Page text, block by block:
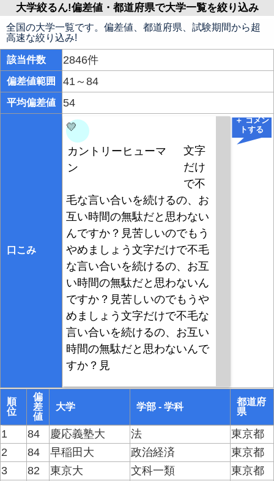
大学絞るん!偏差値・都道府県で大学一覧を絞り込み
全国の大学一覧です。偏差値、都道府県、試験期間から超
高速な絞り込み!
該当件数 2846件
偏差値範囲 41～84
平均偏差値 54
口こみ
＋ コメン
トする
💛
カントリーヒューマ
ン
文字
だけ
で不
毛な言い合いを続けるの、お
互い時間の無駄だと思わない
んですか？見苦しいのでもう
やめましょう文字だけで不毛
な言い合いを続けるの、お互
い時間の無駄だと思わないん
ですか？見苦しいのでもうや
めましょう文字だけで不毛な
言い合いを続けるの、お互い
時間の無駄だと思わないんで
すか？見
順
位
偏
差
値
大学 学部 - 学科
都道府
県
1 84 慶応義塾大 法
東京都
2
84 早稲田大 政治経済
東京都
3
82 東京大 文科一類
東京都